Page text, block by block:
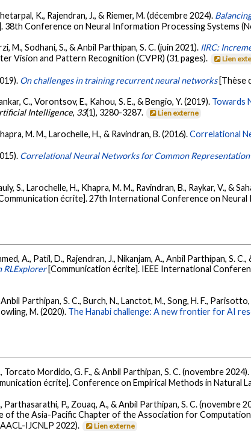
K., Rajendran, J., & Riemer, M. (décembre 2024).
38th Conference on Neural Information Processing Systems
M., Sodhani, S., & Anbil Parthipan, S. C. (juin 2021). IIRC:
Vision and Pattern Recognition (CVPR) (31 pages).
Lien
On challenges in training recurrent neural networks [Thèse
C., Vorontsov, E., Kahou, S. E., & Bengio, Y. (2019). Towards
Intelligence, 33(1), 3280-3287. Lien externe
M. M., Larochelle, H., & Ravindran, B. (2016).Correlational
Correlational Neural Networks for Common Representation
S., Larochelle, H., Khapra, M. M., Ravindran, B., Raykar, V., &
écrite]. 27th International Conference on
A., Patil, D., Rajendran, J., Nikanjam, A., Anbil Parthipan, S.
RLExplorer [Communication écrite]. IEEE International
Parthipan, S. C., Burch, N., Lanctot, M., Song, H. F.,
M. (2020). The Hanabi challenge: A new frontier for AI
Torcato Mordido, G. F., & Anbil Parthipan, S. C. (novembre 2024).
écrite]. Conference on Empirical Methods in Natural
P., Zouaq, A., & Anbil Parthipan, S. C. (novembre
of the Asia-Pacific Chapter of the Association for
IJCNLP 2022).
Lien externe